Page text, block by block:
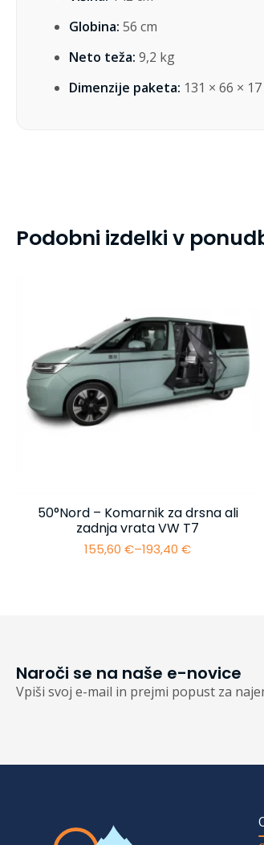
Globina: 56 cm
Neto teža: 9,2 kg
Dimenzije paketa: 131 × 66 ×
Podobni izdelki v
50°Nord – Komarnik za drsna ali
zadnja vrata VW T7
155,60€–193,40€
Cenovni
Naroči se na naše e-novice
Vpiši svoj e-mail in prejmi popust za